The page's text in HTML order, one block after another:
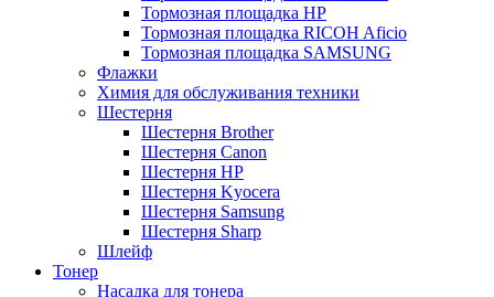
Тормозная площадка HP
Тормозная площадка RICOH Aficio
Тормозная площадка SAMSUNG
Флажки
Химия для обслуживания техники
Шестерня
Шестерня Brother
Шестерня Canon
Шестерня HP
Шестерня Kyocera
Шестерня Samsung
Шестерня Sharp
Шлейф
Тонер
Насадка для тонера